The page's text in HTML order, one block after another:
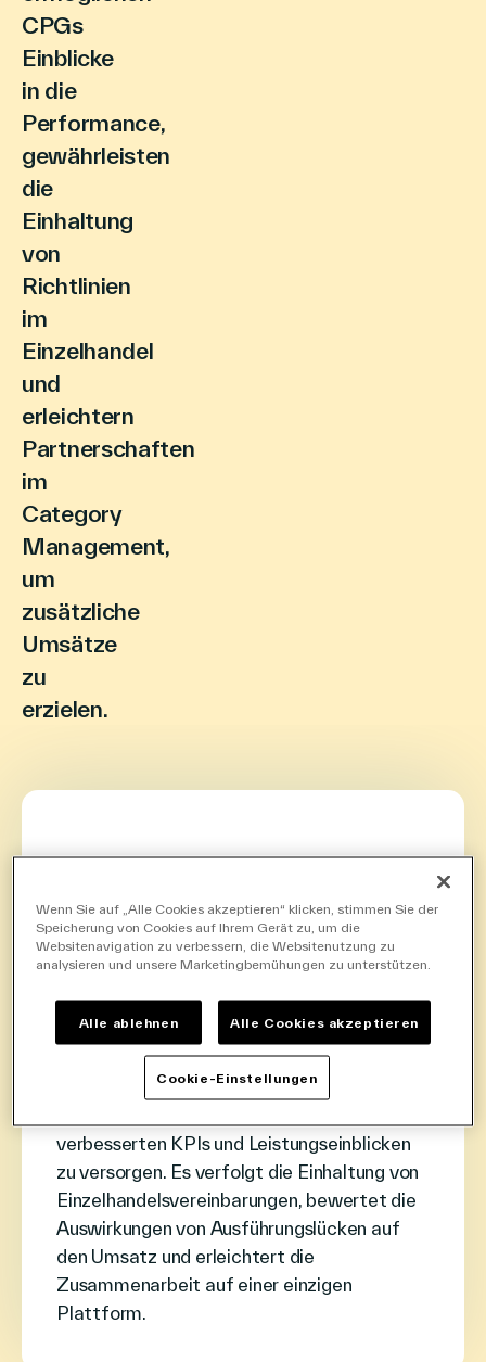
Partner
Karriere
Link
CPGs
Einblicke
in die
Performance,
gewährleisten
die
Einhaltung
von
Richtlinien
im
Einzelhandel
und
erleichtern
Partnerschaften
im
Category
Management,
um
zusätzliche
Umsätze
zu
erzielen.
Unser einzigartiges
Know-how für
Collaboration​ &
Data Monetization
VusionGroup’s Collaboration & Data
Monetization kombiniert Datenquellen, um
verbesserten KPIs und Leistungseinblicken
zu versorgen. Es verfolgt die Einhaltung von
Einzelhandelsvereinbarungen, bewertet die
Auswirkungen von Ausführungslücken auf
den Umsatz und erleichtert die
Zusammenarbeit auf einer einzigen
Plattform.
Wenn Sie auf „Alle Cookies akzeptieren“ klicken, stimmen Sie der
Speicherung von Cookies auf Ihrem Gerät zu, um die
Websitenavigation zu verbessern, die Websitenutzung zu
analysieren und unsere Marketingbemühungen zu unterstützen.
Alle ablehnen Alle Cookies akzeptieren
Cookie-Einstellungen